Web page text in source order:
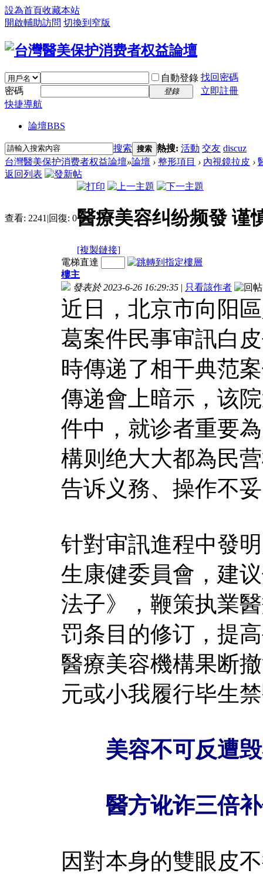
設為首頁收藏本站
開啟輔助訪問 切換到窄版
自動登錄 找回密碼
密碼
登錄
立即註冊
快捷導航
論壇BBS
搜索 搜索 熱搜: 活動 交友 discuz
台灣醫美保护消费者权益論壇»論壇 › 整形項目 › 內視鏡拉皮 ›
返回列表
查看: 2241 |回復: 0醫療美容纠纷频發 谨
[複製鏈接]
電梯直達
樓主
發表於 2023-6-26 16:29:35 | 只看該作者
近日，北京市向阳
葛案件民事审訊白
時傳递了相干典范
傳递會上暗示，该
件中，就诊者重要
構则绝大大都為民
告诉义務、操作不
针對审訊進程中發
生康健委員會，建
法子》，鞭策执業
罚条目的修订，提
醫療美容機構果断
元或小我履行毕生
美容不可反遭毁
醫方讹诈三倍补
因對本身的雙眼皮